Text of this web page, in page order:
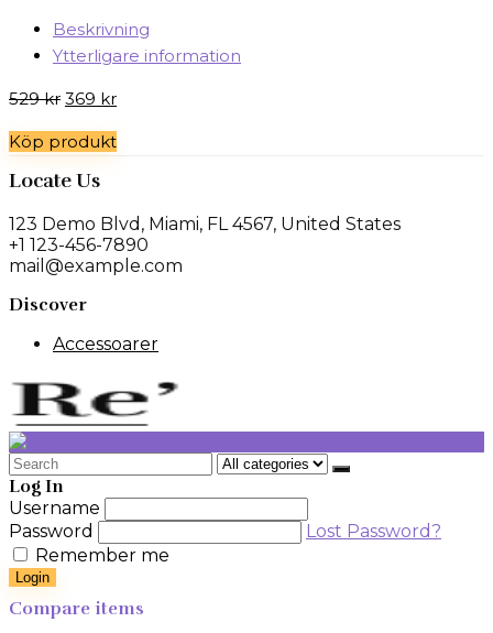
Beskrivning
Ytterligare information
529kr Det
priset
var:
369 krDet
priset
Köp produkt
Locate Us
123 Demo Blvd, Miami, FL 4567, United States
+1 123-456-7890
mail@example.com
Discover
Accessoarer
Search
for:
Log In
Username
Password
Lost Password?
Remember me
Login
Compare items